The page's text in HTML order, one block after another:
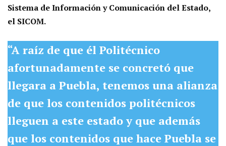
Sistema de Información y Comunicación del Estado,
el SICOM.
“A raíz de que él Politécnico
afortunadamente se concretó que
llegara a Puebla, tenemos una alianza
de que los contenidos politécnicos
lleguen a este estado y que además
que los contenidos que hace Puebla se